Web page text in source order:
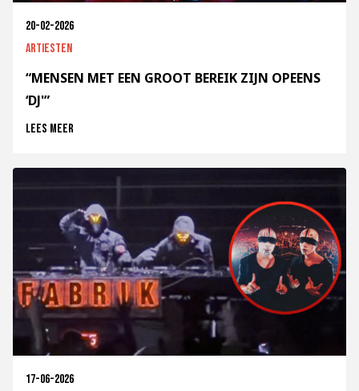
20-02-2026
Artiesten
“MENSEN MET EEN GROOT BEREIK ZIJN OPEENS
‘DJ'”
Lees meer
17-06-2026